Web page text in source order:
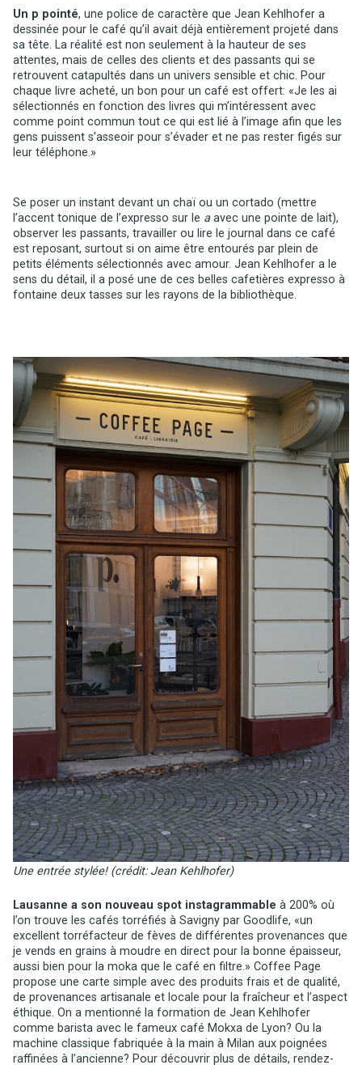
Un p pointé, une police de caractère que Jean Kehlhofer a
dessinée pour le café qu’il avait déjà entièrement projeté dans
sa tête. La réalité est non seulement à la hauteur de ses
attentes, mais de celles des clients et des passants qui se
retrouvent catapultés dans un univers sensible et chic. Pour
chaque livre acheté, un bon pour un café est offert: «Je les ai
sélectionnés en fonction des livres qui m’intéressent avec
comme point commun tout ce qui est lié à l’image afin que les
gens puissent s’asseoir pour s’évader et ne pas rester figés sur
leur téléphone.»
Se poser un instant devant un chaï ou un cortado (mettre
l’accent tonique de l’expresso sur le aavec une pointe de lait),
observer les passants, travailler ou lire le journal dans ce café
est reposant, surtout si on aime être entourés par plein de
petits éléments sélectionnés avec amour. Jean Kehlhofer a le
sens du détail, il a posé une de ces belles cafetières expresso à
fontaine deux tasses sur les rayons de la bibliothèque.
Une entrée stylée! (crédit: Jean Kehlhofer)
Lausanne a son nouveau spot instagrammable à 200% où
l’on trouve les cafés torréfiés à Savigny par Goodlife, «un
excellent torréfacteur de fèves de différentes provenances que
je vends en grains à moudre en direct pour la bonne épaisseur,
aussi bien pour la moka que le café en filtre.» Coffee Page
propose une carte simple avec des produits frais et de qualité,
de provenances artisanale et locale pour la fraîcheur et l’aspect
éthique. On a mentionné la formation de Jean Kehlhofer
comme barista avec le fameux café Mokxa de Lyon? Ou la
machine classique fabriquée à la main à Milan aux poignées
raffinées à l’ancienne? Pour découvrir plus de détails, rendez-